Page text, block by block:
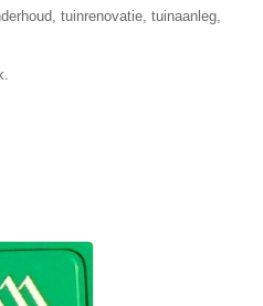
tuinrenovatie, tuinaanleg,